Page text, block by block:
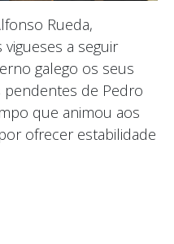
Rueda,
a seguir
galego os seus
pendentes de Pedro
que animou aos
ofrecer estabilidade